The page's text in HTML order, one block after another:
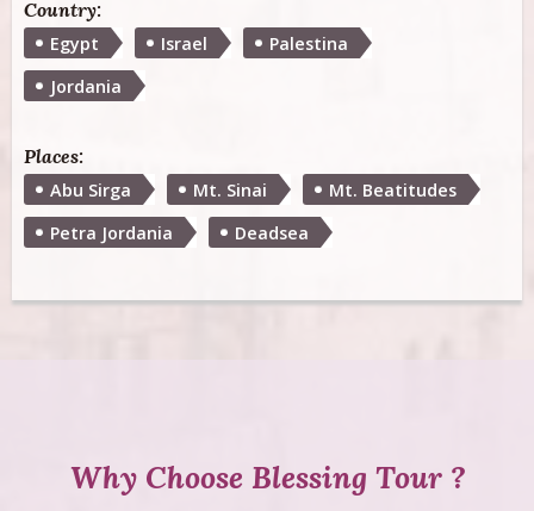
Country:
Egypt Israel
Palestina
Jordania
Places:
Abu Sirga Mt. Sinai
Mt. Beatitudes
Petra Jordania
Deadsea
Why Choose Blessing Tour ?